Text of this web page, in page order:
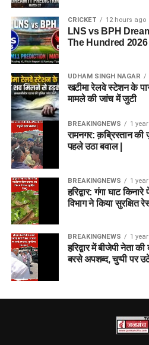
CRICKET 12 hours ago
LNS vs BPH
The Hundred 2026
UDHAM SINGH NAGAR
खटीमा रेलवे स्टेशन के
मामले की जांच में जुटी
BREAKINGNEWS 1
रामनगर: क़ब्रिस्तान
पहले उठा बवाल |
BREAKINGNEWS 1
हरिद्वार: गंगा घाट
विभाग ने किया सुरक्षित
BREAKINGNEWS 1
हरिद्वार में बीजेपी नेता
बरसे अपशब्द, चुप्पी पर